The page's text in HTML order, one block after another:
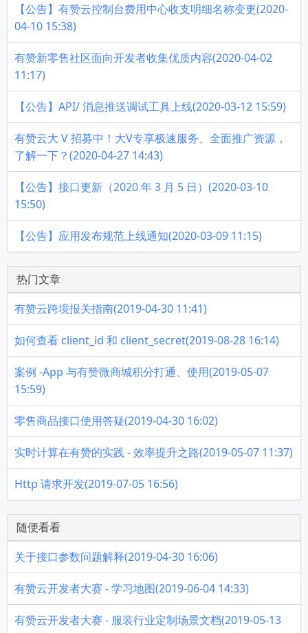
【公告】有赞云控制台费用中心收支明细名称变更(2020-
04-10 15:38)
有赞新零售社区面向开发者收集优质内容(2020-04-02
11:17)
【公告】API/ 消息推送调试工具上线(2020-03-12 15:59)
有赞云大 V 招募中！大V专享极速服务、全面推广资源，
了解一下？(2020-04-27 14:43)
【公告】接口更新（2020 年 3 月 5 日）(2020-03-10
15:50)
【公告】应用发布规范上线通知(2020-03-09 11:15)
热门文章
有赞云跨境报关指南(2019-04-30 11:41)
如何查看 client_id 和 client_secret(2019-08-28 16:14)
案例 -App 与有赞微商城积分打通、使用(2019-05-07
15:59)
零售商品接口使用答疑(2019-04-30 16:02)
实时计算在有赞的实践 - 效率提升之路(2019-05-07 11:37)
Http 请求开发(2019-07-05 16:56)
随便看看
关于接口参数问题解释(2019-04-30 16:06)
有赞云开发者大赛 - 学习地图(2019-06-04 14:33)
有赞云开发者大赛 - 服装行业定制场景文档(2019-05-13